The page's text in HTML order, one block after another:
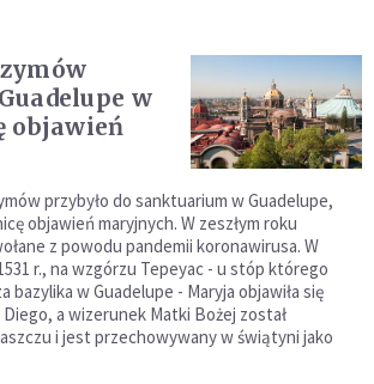
w
objawień
przybyło do sanktuarium w Guadelupe,
objawień maryjnych. W zeszłym roku
z powodu pandemii koronawirusa. W
r., na wzgórzu Tepeyac - u stóp którego
bazylika w Guadelupe - Maryja objawiła się
a wizerunek Matki Bożej został
i jest przechowywany w świątyni jako